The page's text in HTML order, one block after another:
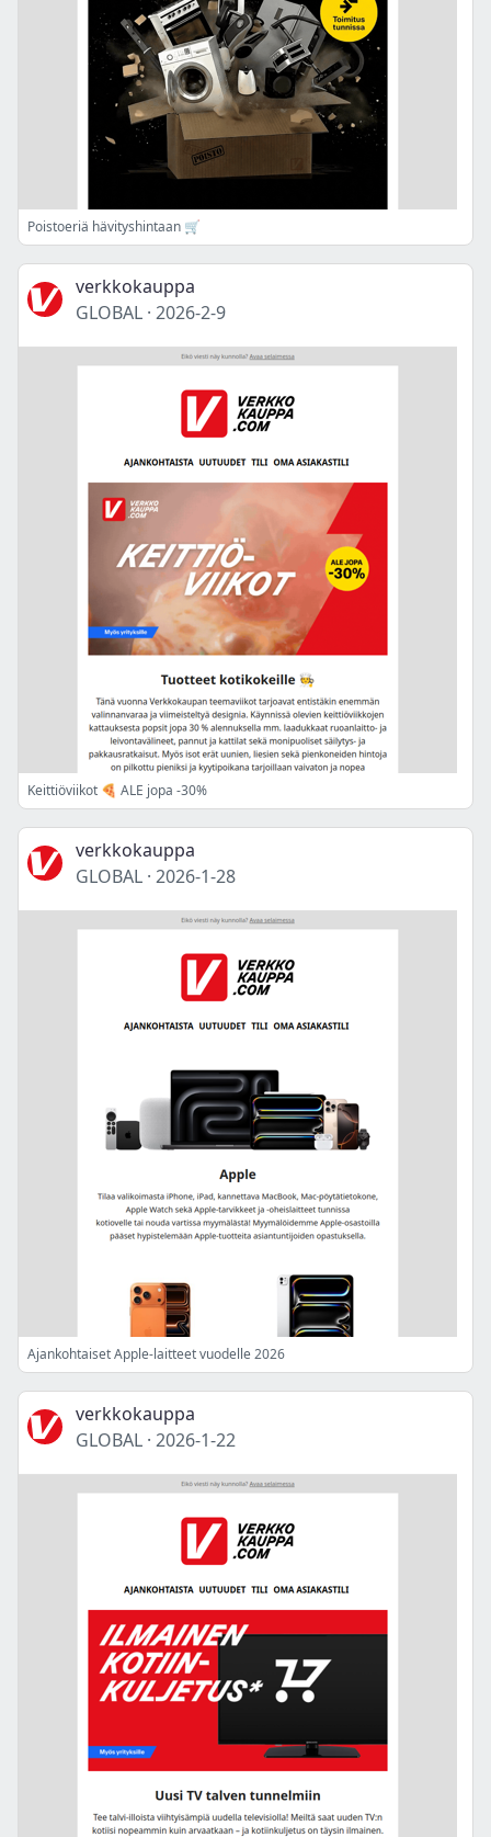
Poistoeriä hävityshintaan 🛒
verkkokauppa
GLOBAL · 2026-2-9
Keittiöviikot 🍕 ALE jopa -30%
verkkokauppa
GLOBAL · 2026-1-28
Ajankohtaiset Apple-laitteet vuodelle 2026
verkkokauppa
GLOBAL · 2026-1-22